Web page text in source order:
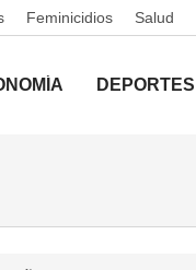
Feminicidios Salud
DEPORTES